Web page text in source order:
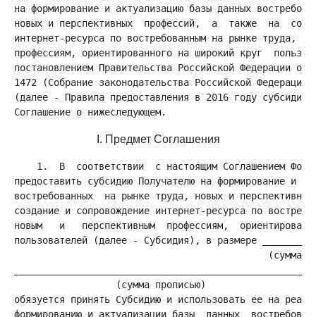
на формирование и актуализацию базы данных
новых и перспективных  профессий,  а  также  на
интернет-ресурса по востребованным на рынке труда,
профессиям, ориентированного на широкий круг
постановлением Правительства Российской Федерации
1472 (Собрание законодательства Российской
(далее - Правила предоставления в 2016 году
I. Предмет Соглашения
1.  В  соответствии  с настоящим Соглашением
предоставить субсидию Получателю на формирование и
востребованных  на рынке труда, новых и
создание и сопровождение интернет-ресурса по
новым   и   перспективным  профессиям,
пользователей (далее - Субсидия), в размере
(сумма
                  (сумма прописью)
обязуется принять Субсидию и использовать ее на
формированию и актуализации базы  данных